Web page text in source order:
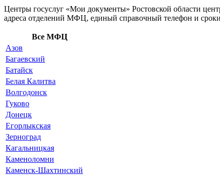
Центры госуслуг «Мои документы» Ростовской области
адреса отделений МФЦ, единый справочный телефон и
Все МФЦ
Азов
Багаевский
Батайск
Белая Калитва
Волгодонск
Гуково
Донецк
Егорлыкская
Зерноград
Кагальницкая
Каменоломни
Каменск-Шахтинский